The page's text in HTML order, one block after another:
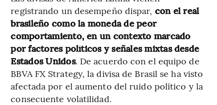
registrando un desempeño dispar, con el real
brasileño como la moneda de peor
comportamiento, en un contexto marcado
por factores políticos y señales mixtas desde
Estados Unidos. De acuerdo con el equipo de
BBVA FX Strategy, la divisa de Brasil se ha visto
afectada por el aumento del ruido político y la
consecuente volatilidad.